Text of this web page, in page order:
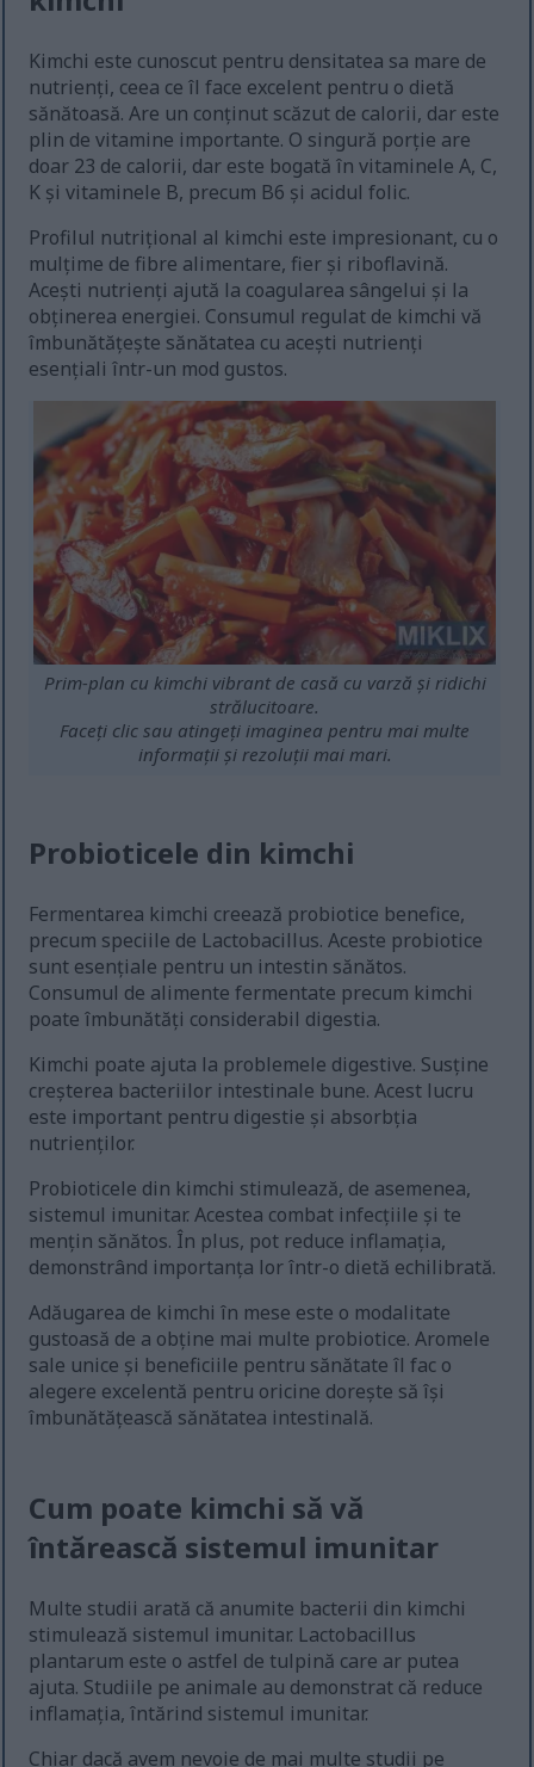
Kimchi este cunoscut pentru densitatea sa mare de
nutrienți, ceea ce îl face excelent pentru o dietă
sănătoasă. Are un conținut scăzut de calorii, dar este
plin de vitamine importante. O singură porție are
doar 23 de calorii, dar este bogată în vitaminele A, C,
K și vitaminele B, precum B6 și acidul folic.
Profilul nutrițional al kimchi este impresionant, cu o
mulțime de fibre alimentare, fier și riboflavină.
Acești nutrienți ajută la coagularea sângelui și la
obținerea energiei. Consumul regulat de kimchi vă
îmbunătățește sănătatea cu acești nutrienți
esențiali într-un mod gustos.
Prim-plan cu kimchi vibrant de casă cu varză și ridichi
strălucitoare.
Faceți clic sau atingeți imaginea pentru mai multe
informații și rezoluții mai mari.
Probioticele din kimchi
Fermentarea kimchi creează probiotice benefice,
precum speciile de Lactobacillus. Aceste probiotice
sunt esențiale pentru un intestin sănătos.
Consumul de alimente fermentate precum kimchi
poate îmbunătăți considerabil digestia.
Kimchi poate ajuta la problemele digestive. Susține
creșterea bacteriilor intestinale bune. Acest lucru
este important pentru digestie și absorbția
nutrienților.
Probioticele din kimchi stimulează, de asemenea,
sistemul imunitar. Acestea combat infecțiile și te
mențin sănătos. În plus, pot reduce inflamația,
demonstrând importanța lor într-o dietă echilibrată.
Adăugarea de kimchi în mese este o modalitate
gustoasă de a obține mai multe probiotice. Aromele
sale unice și beneficiile pentru sănătate îl fac o
alegere excelentă pentru oricine dorește să își
îmbunătățească sănătatea intestinală.
Cum poate kimchi să vă
întărească sistemul imunitar
Multe studii arată că anumite bacterii din kimchi
stimulează sistemul imunitar. Lactobacillus
plantarum este o astfel de tulpină care ar putea
ajuta. Studiile pe animale au demonstrat că reduce
inflamația, întărind sistemul imunitar.
Chiar dacă avem nevoie de mai multe studii pe